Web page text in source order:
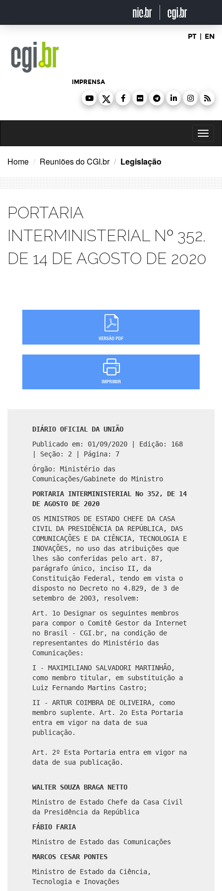
o
PT | EN
IMPRENSA
Home Reuniões do CGI.br Legislação
PORTARIA
INTERMINISTERIAL Nº 352,
DE 14 DE AGOSTO DE 2020
DIÁRIO OFICIAL DA UNIÃO
Publicado em: 01/09/2020 | Edição: 168
| Seção: 2 | Página: 7
Órgão: Ministério das
Comunicações/Gabinete do Ministro
PORTARIA INTERMINISTERIAL No 352, DE 14
DE AGOSTO DE 2020
OS MINISTROS DE ESTADO CHEFE DA CASA
CIVIL DA PRESIDÊNCIA DA REPÚBLICA, DAS
COMUNICAÇÕES E DA CIÊNCIA, TECNOLOGIA E
INOVAÇÕES, no uso das atribuições que
lhes são conferidas pelo art. 87,
parágrafo único, inciso II, da
Constituição Federal, tendo em vista o
disposto no Decreto no 4.829, de 3 de
setembro de 2003, resolvem:
Art. 1o Designar os seguintes membros
para compor o Comitê Gestor da Internet
no Brasil - CGI.br, na condição de
representantes do Ministério das
Comunicações:
I - MAXIMILIANO SALVADORI MARTINHÃO,
como membro titular, em substituição a
Luiz Fernando Martins Castro;
II - ARTUR COIMBRA DE OLIVEIRA, como
membro suplente. Art. 2o Esta Portaria
entra em vigor na data de sua
publicação.
Art. 2º Esta Portaria entra em vigor na
data de sua publicação.
WALTER SOUZA BRAGA NETTO
Ministro de Estado Chefe da Casa Civil
da Presidência da República
FÁBIO FARIA
Ministro de Estado das Comunicações
MARCOS CESAR PONTES
Ministro de Estado da Ciência,
Tecnologia e Inovações